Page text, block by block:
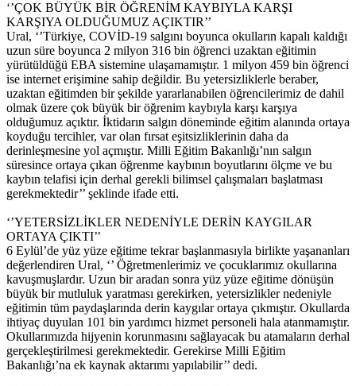
‘’ÇOK BÜYÜK BİR ÖĞRENİM KAYBIYLA KARŞI
KARŞIYA OLDUĞUMUZ AÇIKTIR’’
Ural, ‘’Türkiye, COVİD-19 salgını boyunca okulların kapalı kaldığı
uzun süre boyunca 2 milyon 316 bin öğrenci uzaktan eğitimin
yürütüldüğü EBA sistemine ulaşamamıştır. 1 milyon 459 bin öğrenci
ise internet erişimine sahip değildir. Bu yetersizliklerle beraber,
uzaktan eğitimden bir şekilde yararlanabilen öğrencilerimiz de dahil
olmak üzere çok büyük bir öğrenim kaybıyla karşı karşıya
olduğumuz açıktır. İktidarın salgın döneminde eğitim alanında ortaya
koyduğu tercihler, var olan fırsat eşitsizliklerinin daha da
derinleşmesine yol açmıştır. Milli Eğitim Bakanlığı’nın salgın
süresince ortaya çıkan öğrenme kaybının boyutlarını ölçme ve bu
kaybın telafisi için derhal gerekli bilimsel çalışmaları başlatması
gerekmektedir’’ şeklinde ifade etti.
‘’YETERSİZLİKLER NEDENİYLE DERİN KAYGILAR
ORTAYA ÇIKTI’’
6 Eylül’de yüz yüze eğitime tekrar başlanmasıyla birlikte yaşananları
değerlendiren Ural, ‘’ Öğretmenlerimiz ve çocuklarımız okullarına
kavuşmuşlardır. Uzun bir aradan sonra yüz yüze eğitime dönüşün
büyük bir mutluluk yaratması gerekirken, yetersizlikler nedeniyle
eğitimin tüm paydaşlarında derin kaygılar ortaya çıkmıştır. Okullarda
ihtiyaç duyulan 101 bin yardımcı hizmet personeli hala atanmamıştır.
Okullarımızda hijyenin korunmasını sağlayacak bu atamaların derhal
gerçekleştirilmesi gerekmektedir. Gerekirse Milli Eğitim
Bakanlığı’na ek kaynak aktarımı yapılabilir’’ dedi.